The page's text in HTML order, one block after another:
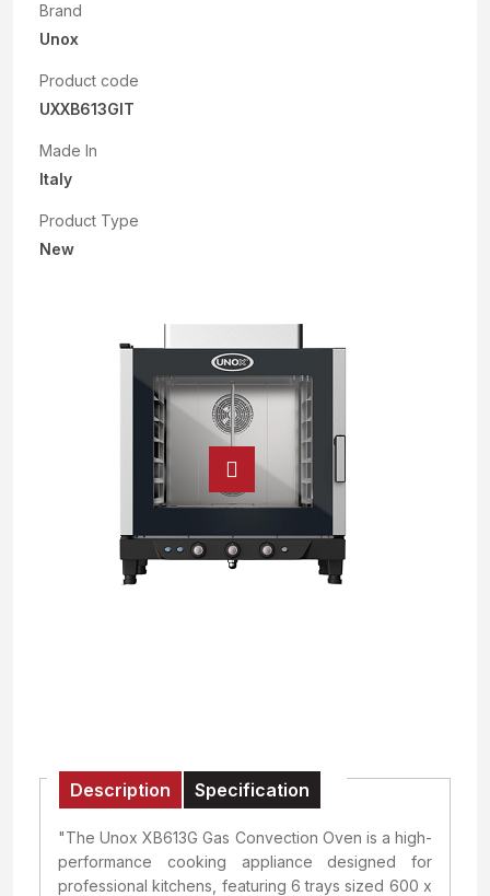
Brand
Unox
Product code
UXXB613GIT
Made In
Italy
Product Type
New
Description Specification
"The Unox XB613G Gas Convection Oven is a high-
performance cooking appliance designed for
professional kitchens, featuring 6 trays sized 600 x